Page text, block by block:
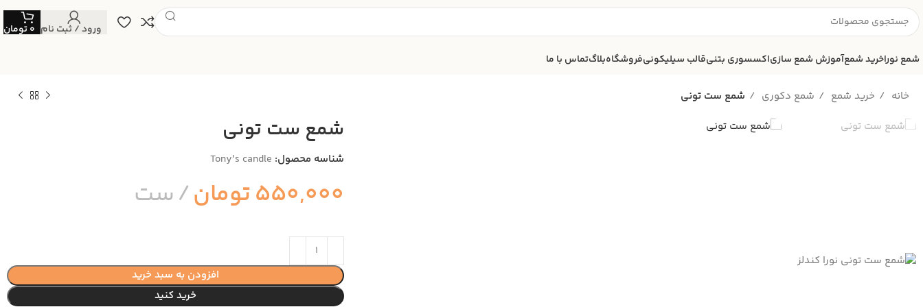
ورود / ثبت نام 0تومان
شمع نوراخرید شمعآموزش شمع سازیاکسسوری بتنیقالب سیلیکونیفروشگاهبلاگتماس با ما
خانه خرید شمع شمع دکوری شمع ست تونی
شمع ست تونی
شناسه محصول: Tony's candle
550,000تومان ست
افزودن به سبد خرید
خرید کنید